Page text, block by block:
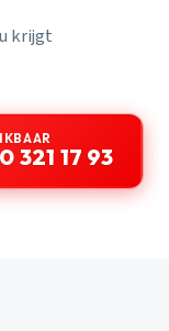
krijgt
321 17 93